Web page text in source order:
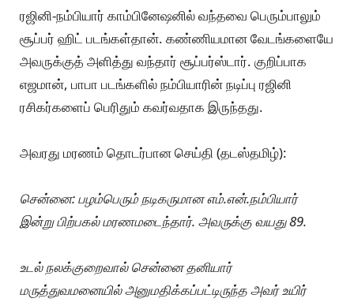
ரஜினி-நம்பியார் காம்பினேஷனில் வந்தவை பெரும்பாலும்
சூப்பர் ஹிட் படங்கள்தான். கண்ணியமான வேடங்களையே
அவருக்குத் அளித்து வந்தார் சூப்பர்ஸ்டார். குறிப்பாக
எஜமான், பாபா படங்களில் நம்பியாரின் நடிப்பு ரஜினி
ரசிகர்களைப் பெரிதும் கவர்வதாக இருந்தது.
அவரது மரணம் தொடர்பான செய்தி (தடஸ்தமிழ்):
சென்னை: பழம்பெரும் நடிகருமான எம்.என்.நம்பியார்
இன்று பிற்பகல் மரணமடைந்தார். அவருக்கு வயது 89.
உடல் நலக்குறைவால் சென்னை தனியார்
மருத்துவமனையில் அனுமதிக்கப்பட்டிருந்த அவர் உயிர்